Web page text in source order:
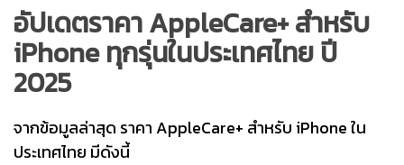
อัปเดตราคา AppleCare+ สำหรับ
iPhone ทุกรุ่นในประเทศไทย ปี
2025
จากข้อมูลล่าสุด ราคา AppleCare+ สำหรับ iPhone ใน
ประเทศไทย มีดังนี้